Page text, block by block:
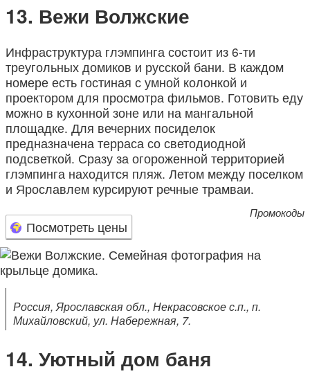
Вежи Волжские
Инфраструктура глэмпинга состоит из 6-ти
треугольных домиков и русской бани. В каждом
номере есть гостиная с умной колонкой и
проектором для просмотра фильмов. Готовить еду
можно в кухонной зоне или на мангальной
площадке. Для вечерних посиделок
предназначена терраса со светодиодной
подсветкой. Сразу за огороженной территорией
глэмпинга находится пляж. Летом между поселком
и Ярославлем курсируют речные трамваи.
Посмотреть цены
Промокоды
Россия, Ярославская обл., Некрасовское с.п., п.
Михайловский, ул. Набережная, 7.
Уютный дом баня